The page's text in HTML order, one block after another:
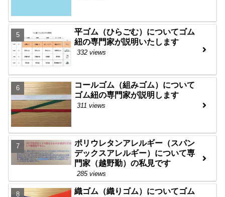
平ゴム（ひらごむ）についてゴム
紐の専門家が説明いたします
332 views
コールゴム（組みゴム）について
ゴム紐の専門家が説明します
311 views
ポリウレタンアレルギー（スパン
デックスアレルギー）について専
門家（越野勤）の私見です
285 views
織ゴム（織りゴム）についてゴム